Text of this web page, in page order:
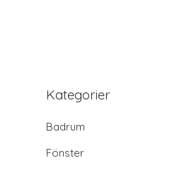
Kategorier
Badrum
Fönster